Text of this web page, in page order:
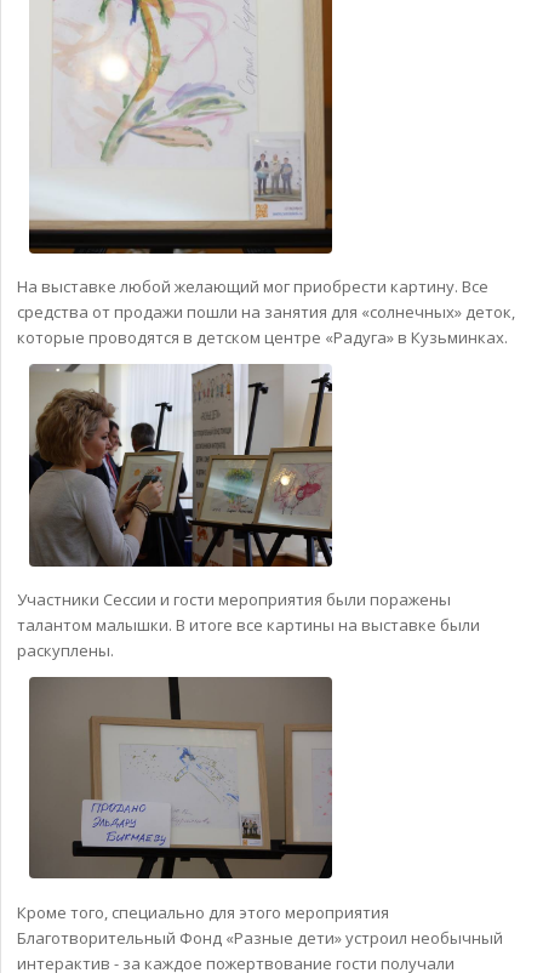
На выставке любой желающий мог приобрести картину. Все
средства от продажи пошли на занятия для «солнечных» деток,
которые проводятся в детском центре «Радуга» в Кузьминках.
Участники Сессии и гости мероприятия были поражены
талантом малышки. В итоге все картины на выставке были
раскуплены.
Кроме того, специально для этого мероприятия
Благотворительный Фонд «Разные дети» устроил необычный
интерактив - за каждое пожертвование гости получали